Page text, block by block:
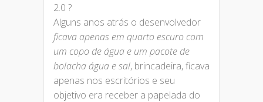
2.0 ?
Alguns anos atrás o desenvolvedor
ficava apenas em quarto escuro com
um copo de água e um pacote de
bolacha água e sal, brincadeira, ficava
apenas nos escritórios e seu
objetivo era receber a papelada do